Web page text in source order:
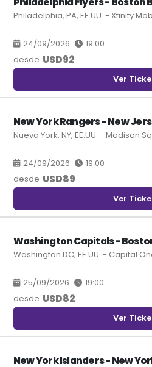
Philadelphia, PA, EE.UU. - Xfinity
24/09/2026
19:00
desde USD92
Ver
New York Rangers - New
Nueva York, NY, EE.UU. - Madison
24/09/2026
19:00
desde USD89
Ver
Washington Capitals -
Washington DC, EE.UU. - Capital
25/09/2026
19:00
desde USD82
Ver
New York Islanders - New